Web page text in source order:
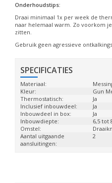
Onderhoudstips:
Draai minimaal 1x per week de
naar helemaal warm. Zo voorkom
zitten.
Gebruik geen agressieve
SPECIFICATIES
Materiaal:
Kleur:
Gun
Thermostatisch:
Ja
Inclusief inbouwdeel:
Ja
Inbouwdeel in box:
Ja
Inbouwdiepte:
6,5 tot
Omstel:
Aantal uitgaande
aansluitingen:
2